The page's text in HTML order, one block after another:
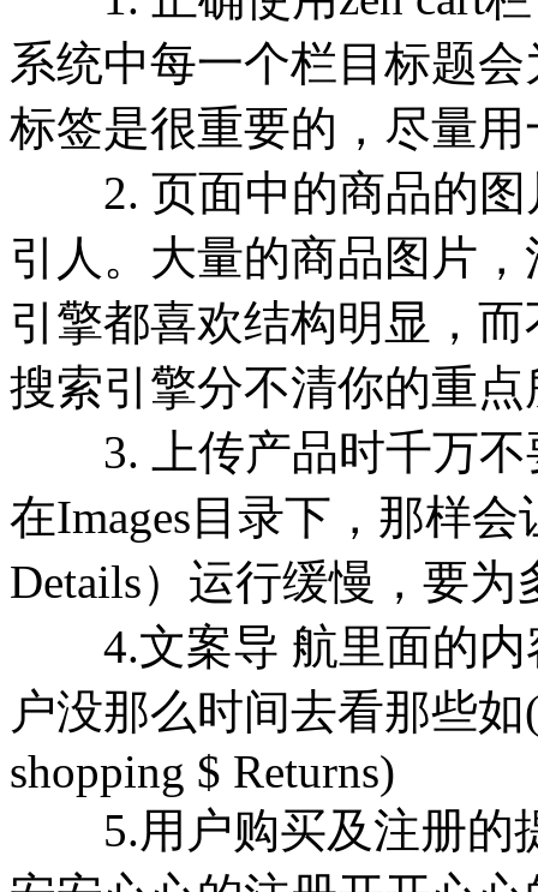
系统中每一个栏目标题
标签是很重要的，尽量
2. 页面中的商品的图
引人。大量的商品图片
引擎都喜欢结构明显，
搜索引擎分不清你的重
3. 上传产品时千万不
在Images目录下，那样
Details）运行缓慢，要
4.文案导 航里面的内
户没那么时间去看那些如
shopping $ Returns)
5.用户购买及注册的